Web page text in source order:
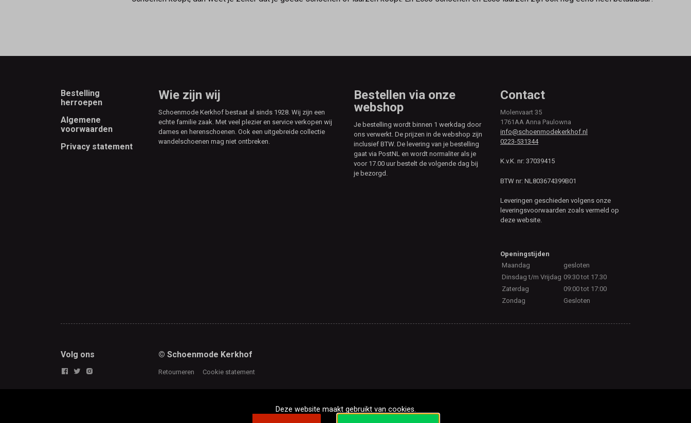
Footer
Bestelling
herroepen
Algemene
voorwaarden
Privacy statement
Wie zijn wij
Schoenmode Kerkhof bestaat al sinds 1928. Wij zijn een
echte familie zaak. Met veel plezier en service verkopen wij
dames en herenschoenen. Ook een uitgebreide collectie
wandelschoenen mag niet ontbreken.
Bestellen via onze
webshop
Je bestelling wordt binnen 1 werkdag door
ons verwerkt. De prijzen in de webshop zijn
inclusief BTW. De levering van je bestelling
gaat via PostNL en wordt normaliter als je
voor 17.00 uur bestelt de volgende dag bij
je bezorgd.
Contact
Molenvaart 35
1761AA Anna Paulowna
info@schoenmodekerkhof.nl
0223-531344
K.v.K. nr: 37039415
BTW nr: NL803674399B01
Leveringen geschieden volgens onze
leveringsvoorwaarden zoals vermeld op
deze website.
Openingstijden
Maandag
gesloten
Dinsdag t/m Vrijdag 09:30 tot 17.30
Zaterdag
09:00 tot 17:00
Zondag
Gesloten
Volg ons © Schoenmode Kerkhof
Retourneren Cookie statement
Deze website maakt gebruikt van cookies.